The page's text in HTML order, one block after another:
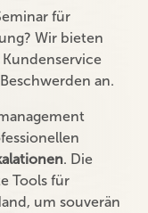
für
Wir bieten
an.
. Die
Tools für
um souverän